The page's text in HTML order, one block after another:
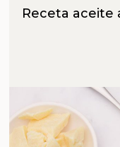
Receta aceite